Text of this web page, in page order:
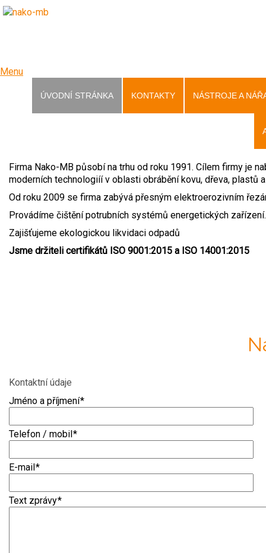
Menu
ÚVODNÍ STRÁNKA KONTAKTY NÁSTROJE A
Firma Nako-MB působí na trhu od roku 1991. Cílem firmy je
moderních technologiíí v oblasti obrábění kovu, dřeva, plastů
Od roku 2009 se firma zabývá přesným elektroerozivním
Provádíme čištění potrubních systémů energetických zařízení.
Zajišťujeme ekologickou likvidaci odpadů
Jsme držiteli certifikátů ISO 9001:2015 a ISO 14001:2015
Kontaktní údaje
Jméno a příjmení*
Telefon / mobil*
E-mail*
Text zprávy*